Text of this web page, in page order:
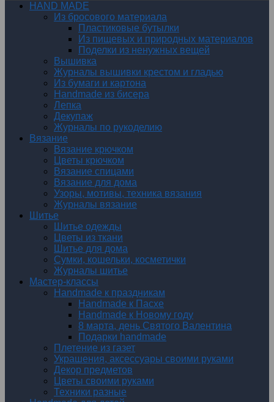
HAND MADE
Из бросового материала
Пластиковые бутылки
Из пищевых и природных материалов
Поделки из ненужных вещей
Вышивка
Журналы вышивки крестом и гладью
Из бумаги и картона
Handmade из бисера
Лепка
Декупаж
Журналы по рукоделию
Вязание
Вязание крючком
Цветы крючком
Вязание спицами
Вязание для дома
Узоры, мотивы, техника вязания
Журналы вязание
Шитье
Шитье одежды
Цветы из ткани
Шитье для дома
Сумки, кошельки, косметички
Журналы шитье
Мастер-классы
Handmade к праздникам
Handmade к Пасхе
Handmade к Новому году
8 марта, день Святого Валентина
Подарки handmade
Плетение из газет
Украшения, аксессуары своими руками
Декор предметов
Цветы своими руками
Техники разные